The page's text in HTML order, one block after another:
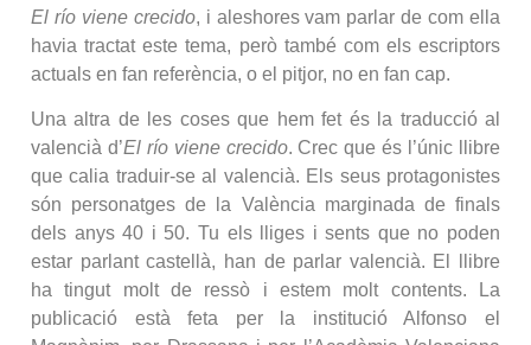
El río viene crecido, i aleshores vam parlar de com ella
havia tractat este tema, però també com els escriptors
actuals en fan referència, o el pitjor, no en fan cap.
Una altra de les coses que hem fet és la traducció al
valencià d’El río viene crecido. Crec que és l’únic llibre
que calia traduir-se al valencià. Els seus protagonistes
són personatges de la València marginada de finals
dels anys 40 i 50. Tu els lliges i sents que no poden
estar parlant castellà, han de parlar valencià. El llibre
ha tingut molt de ressò i estem molt contents. La
publicació està feta per la institució Alfonso el